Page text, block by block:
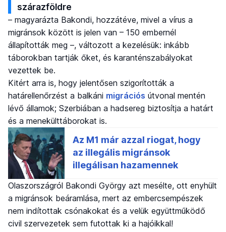
szárazföldre
– magyarázta Bakondi, hozzátéve, mivel a vírus a
migránsok között is jelen van – 150 embernél
állapították meg –, változott a kezelésük: inkább
táborokban tartják őket, és karanténszabályokat
vezettek be.
Kitért arra is, hogy jelentősen szigorították a
határellenőrzést a balkáni migrációs útvonal mentén
lévő államok; Szerbiában a hadsereg biztosítja a határt
és a menekülttáborokat is.
Olaszországról Bakondi György azt mesélte, ott enyhült
a migránsok beáramlása, mert az embercsempészek
nem indítottak csónakokat és a velük együttműködő
civil szervezetek sem futottak ki a hajóikkal!